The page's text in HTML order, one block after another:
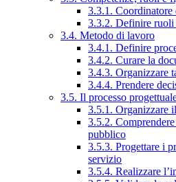
3.3.1. Coordinatore
3.3.2. Definire ruoli
3.4. Metodo di lavoro
3.4.1. Definire
3.4.2. Curare la
3.4.3. Organizzare
3.4.4. Prendere
3.5. Il processo
3.5.1. Organizzare
3.5.2.
pubblico
3.5.3. Progettare i
servizio
3.5.4. Realizzare